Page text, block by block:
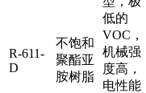
R-611-
D
不饱和
聚酯亚
胺树脂
低的
VOC，
机械强
度高，
电性能